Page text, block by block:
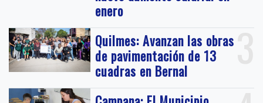
enero
3
Quilmes: Avanzan las obras
de pavimentación de 13
cuadras en Bernal